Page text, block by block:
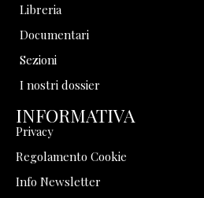
Libreria
Documentari
Sezioni
I nostri dossier
INFORMATIVA
Privacy
Regolamento Cookie
Info Newsletter